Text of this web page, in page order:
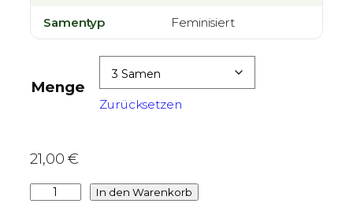
1
,
0
b
Samentyp Feminisiert
Menge
Zurücksetzen
21,00€
In den Warenkorb